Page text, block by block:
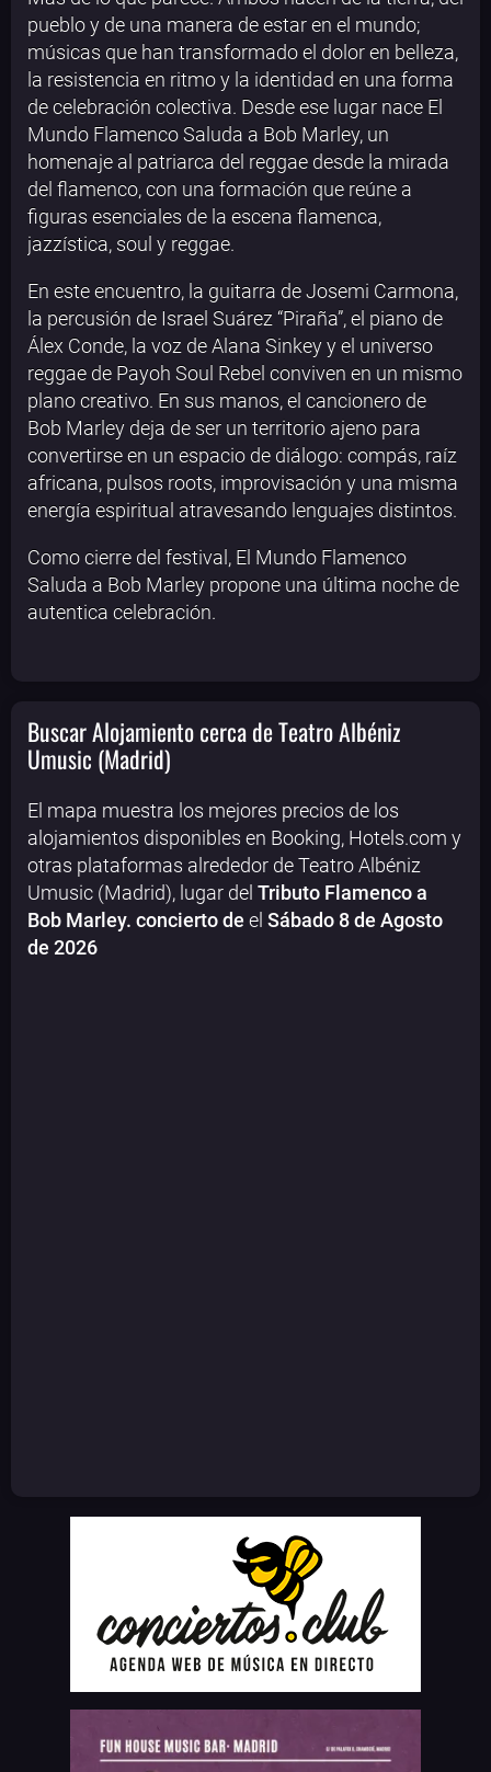
pueblo y de una manera de estar en el mundo;
músicas que han transformado el dolor en belleza,
la resistencia en ritmo y la identidad en una forma
de celebración colectiva. Desde ese lugar nace El
Mundo Flamenco Saluda a Bob Marley, un
homenaje al patriarca del reggae desde la mirada
del flamenco, con una formación que reúne a
figuras esenciales de la escena flamenca,
jazzística, soul y reggae.
En este encuentro, la guitarra de Josemi Carmona,
la percusión de Israel Suárez “Piraña”, el piano de
Álex Conde, la voz de Alana Sinkey y el universo
reggae de Payoh Soul Rebel conviven en un mismo
plano creativo. En sus manos, el cancionero de
Bob Marley deja de ser un territorio ajeno para
convertirse en un espacio de diálogo: compás, raíz
africana, pulsos roots, improvisación y una misma
energía espiritual atravesando lenguajes distintos.
Como cierre del festival, El Mundo Flamenco
Saluda a Bob Marley propone una última noche de
autentica celebración.
Buscar Alojamiento cerca de Teatro Albéniz
Umusic (Madrid)
El mapa muestra los mejores precios de los
alojamientos disponibles en Booking, Hotels.com y
otras plataformas alrededor de Teatro Albéniz
Umusic (Madrid), lugar del Tributo Flamenco a
Bob Marley. concierto de el Sábado 8 de Agosto
de 2026